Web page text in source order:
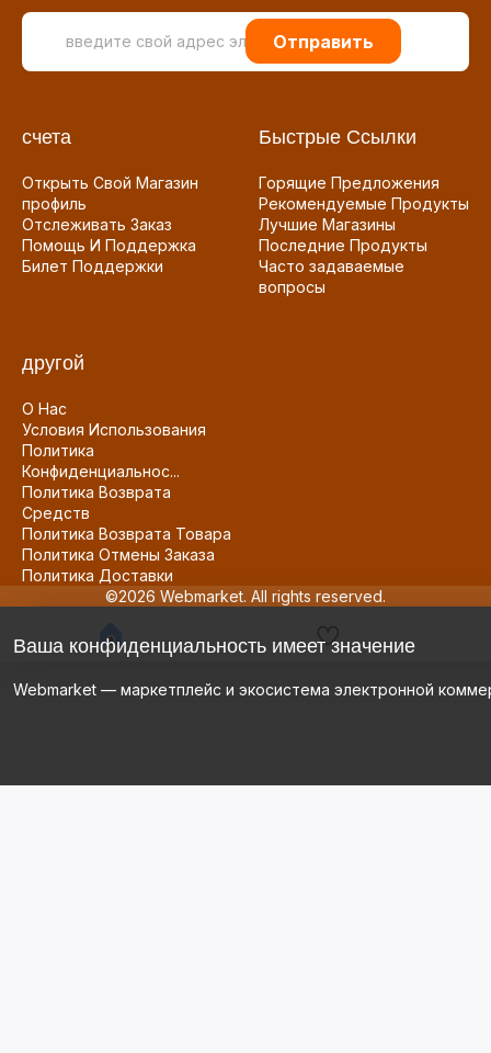
Отправить
счета
Открыть Свой Магазин
профиль
Отслеживать Заказ
Помощь И Поддержка
Билет Поддержки
Быстрые Ссылки
Горящие Предложения
Рекомендуемые Продукты
Лучшие Магазины
Последние Продукты
Часто задаваемые
вопросы
другой
О Нас
Условия Использования
Политика
Конфиденциальнос...
Политика Возврата
Средств
Политика Возврата Товара
Политика Отмены Заказа
Политика Доставки
©2026 Webmarket. All rights reserved.
Ваша конфиденциальность имеет значение
Webmarket — маркетплейс и экосистема электронной